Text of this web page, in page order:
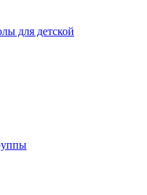
для детской